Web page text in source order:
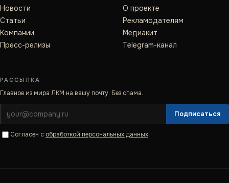
Новости
Статьи
Компании
Пресс-релизы
О проекте
Рекламодателям
Медиакит
Telegram-канал
РАССЫЛКА
Главное из мира ЛКМ на вашу почту. Без спама.
Подписаться
Согласен с обработкой персональных данных.